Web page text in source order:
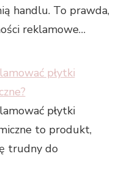
handlu. To prawda,
reklamowe…
płytki
płytki
to produkt,
trudny do